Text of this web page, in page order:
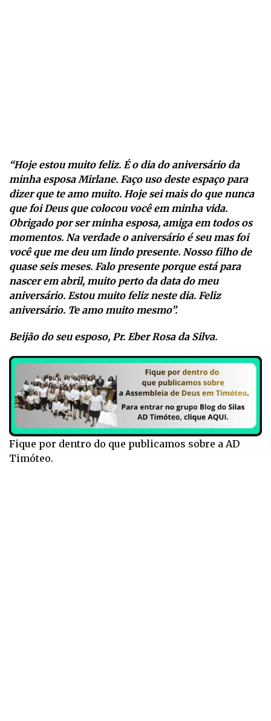
“Hoje estou muito feliz. É o dia do aniversário da
minha esposa Mirlane. Faço uso deste espaço para
dizer que te amo muito. Hoje sei mais do que nunca
que foi Deus que colocou você em minha vida.
Obrigado por ser minha esposa, amiga em todos os
momentos. Na verdade o aniversário é seu mas foi
você que me deu um lindo presente. Nosso filho de
quase seis meses. Falo presente porque está para
nascer em abril, muito perto da data do meu
aniversário. Estou muito feliz neste dia. Feliz
aniversário. Te amo muito mesmo”.
Beijão do seu esposo, Pr. Eber Rosa da Silva.
Fique por dentro do que publicamos sobre a AD
Timóteo.